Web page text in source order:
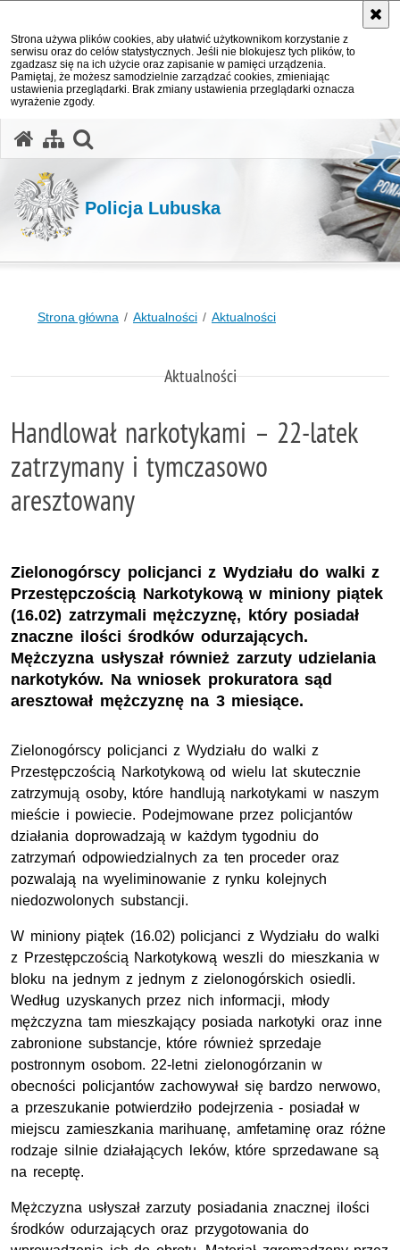
Strona używa plików cookies, aby ułatwić użytkownikom korzystanie z
serwisu oraz do celów statystycznych. Jeśli nie blokujesz tych plików, to
zgadzasz się na ich użycie oraz zapisanie w pamięci urządzenia.
Pamiętaj, że możesz samodzielnie zarządzać cookies, zmieniając
ustawienia przeglądarki. Brak zmiany ustawienia przeglądarki oznacza
wyrażenie zgody.
Policja Lubuska
Strona główna Aktualności Aktualności
Aktualności
Handlował narkotykami – 22-latek
zatrzymany i tymczasowo
aresztowany
Zielonogórscy policjanci z Wydziału do walki z
Przestępczością Narkotykową w miniony piątek
(16.02) zatrzymali mężczyznę, który posiadał
znaczne ilości środków odurzających.
Mężczyzna usłyszał również zarzuty udzielania
narkotyków. Na wniosek prokuratora sąd
aresztował mężczyznę na 3 miesiące.
Zielonogórscy policjanci z Wydziału do walki z
Przestępczością Narkotykową od wielu lat skutecznie
zatrzymują osoby, które handlują narkotykami w naszym
mieście i powiecie. Podejmowane przez policjantów
działania doprowadzają w każdym tygodniu do
zatrzymań odpowiedzialnych za ten proceder oraz
pozwalają na wyeliminowanie z rynku kolejnych
niedozwolonych substancji.
W miniony piątek (16.02) policjanci z Wydziału do walki
z Przestępczością Narkotykową weszli do mieszkania w
bloku na jednym z jednym z zielonogórskich osiedli.
Według uzyskanych przez nich informacji, młody
mężczyzna tam mieszkający posiada narkotyki oraz inne
zabronione substancje, które również sprzedaje
postronnym osobom. 22-letni zielonogórzanin w
obecności policjantów zachowywał się bardzo nerwowo,
a przeszukanie potwierdziło podejrzenia - posiadał w
miejscu zamieszkania marihuanę, amfetaminę oraz różne
rodzaje silnie działających leków, które sprzedawane są
na receptę.
Mężczyzna usłyszał zarzuty posiadania znacznej ilości
środków odurzających oraz przygotowania do